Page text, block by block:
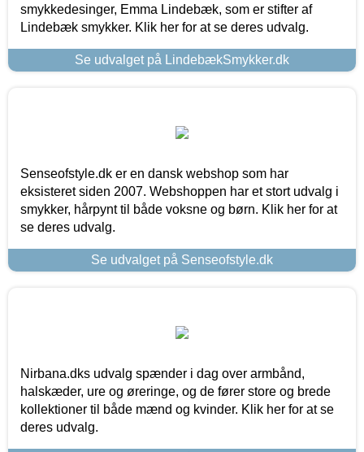
smykkedesinger, Emma Lindebæk, som er stifter af
Lindebæk smykker. Klik her for at se deres udvalg.
Se udvalget på LindebækSmykker.dk
Senseofstyle.dk er en dansk webshop som har
eksisteret siden 2007. Webshoppen har et stort udvalg i
smykker, hårpynt til både voksne og børn. Klik her for at
se deres udvalg.
Se udvalget på Senseofstyle.dk
Nirbana.dks udvalg spænder i dag over armbånd,
halskæder, ure og øreringe, og de fører store og brede
kollektioner til både mænd og kvinder. Klik her for at se
deres udvalg.